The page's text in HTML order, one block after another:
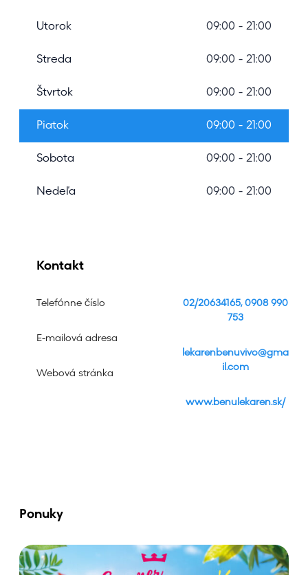
Utorok 09:00 - 21:00
Streda 09:00 - 21:00
Štvrtok 09:00 - 21:00
Piatok 09:00 - 21:00
Sobota 09:00 - 21:00
Nedeľa 09:00 - 21:00
Kontakt
Telefónne číslo
E-mailová adresa
Webová stránka
02/20634165, 0908 990
753
lekarenbenuvivo@gma
il.com
www.benulekaren.sk/
Ponuky
V
y